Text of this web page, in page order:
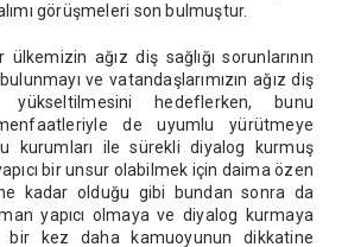
görüşmeleri son bulmuştur.
ağız diş sağlığı sorunlarının
ve vatandaşlarımızın ağız diş
yükseltilmesini hedeflerken, bunu
de uyumlu yürütmeye
kurumları ile sürekli diyalog kurmuş
bir unsur olabilmek için daima özen
kadar olduğu gibi bundan sonra da
yapıcı olmaya ve diyalog kurmaya
bir kez daha kamuoyunun dikkatine